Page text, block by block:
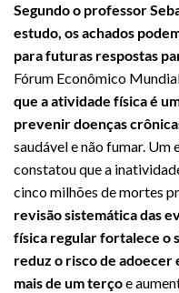
Segundo o professor
estudo, os achados
para futuras respostas
Fórum Econômico
que a atividade física é
prevenir doenças
saudável e não fumar. Um
constatou que a
cinco milhões de mortes
revisão sistemática das
física regular fortalece o
reduz o risco de adoecer
mais de um terçoe